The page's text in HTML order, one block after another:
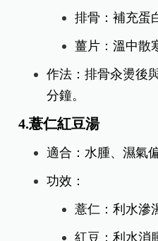
排骨：補充蛋
薑片：溫中散
作法：排骨汆燙後
分鐘。
4.薏仁紅豆湯
適合：水腫、濕氣
功效：
薏仁：利水滲
紅豆：利水消